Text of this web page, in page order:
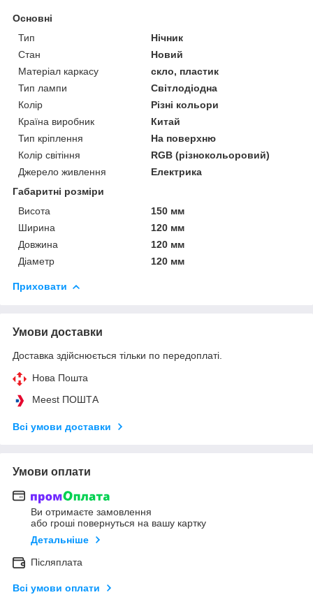
Основні
Тип
Нічник
Стан
Новий
Матеріал каркасу
скло, пластик
Тип лампи
Світлодіодна
Колір
Різні кольори
Країна виробник
Китай
Тип кріплення
На поверхню
Колір світіння
RGB (різнокольоровий)
Джерело живлення
Електрика
Габаритні розміри
Висота
150 мм
Ширина
120 мм
Довжина
120 мм
Діаметр
120 мм
Приховати
Умови доставки
Доставка здійснюється тільки по передоплаті.
Нова Пошта
Meest ПОШТА
Всі умови доставки
Умови оплати
Ви отримаєте замовлення
або гроші повернуться на вашу картку
Детальніше
Післяплата
Всі умови оплати